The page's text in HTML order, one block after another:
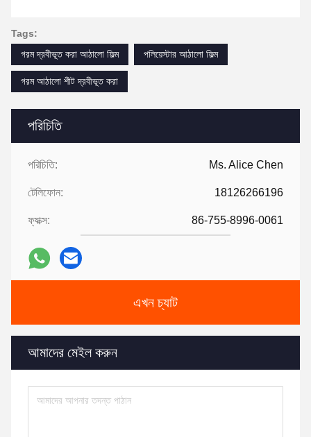
পরিচিতি
পরিচিতি: Ms. Alice Chen
টেলিফোন: 18126266196
ফ্যাক্স: 86-755-8996-0061
এখন চ্যাট
আমাদের মেইল ​​করুন
Tags:
গরম দ্রবীভূত করা আঠালো ফিল্ম
পলিয়েস্টার আঠালো ফিল্ম
গরম আঠালো শীট দ্রবীভূত করা